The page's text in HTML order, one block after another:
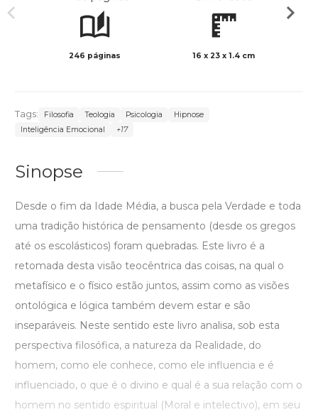
246 páginas 16 x 23 x 1.4 cm
Tags: Filosofia Teologia Psicologia
Hipnose
Inteligência Emocional
+17
Sinopse
Desde o fim da Idade Média, a busca pela Verdade e toda
uma tradição histórica de pensamento (desde os gregos
até os escolásticos) foram quebradas. Este livro é a
retomada desta visão teocêntrica das coisas, na qual o
metafísico e o físico estão juntos, assim como as visões
ontológica e lógica também devem estar e são
inseparáveis. Neste sentido este livro analisa, sob esta
perspectiva filosófica, a natureza da Realidade, do
homem, como ele conhece, como ele influencia e é
influenciado, o que é o divino e qual é a sua relação com o
homem no sentido espiritual (Moral e intelectivo), em seu